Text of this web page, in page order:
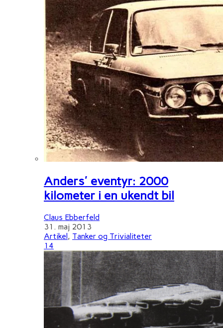
Anders' eventyr: 2000
kilometer i en ukendt bil
Claus Ebberfeld
31. maj 2013
Artikel , Tanker og Trivialiteter
14